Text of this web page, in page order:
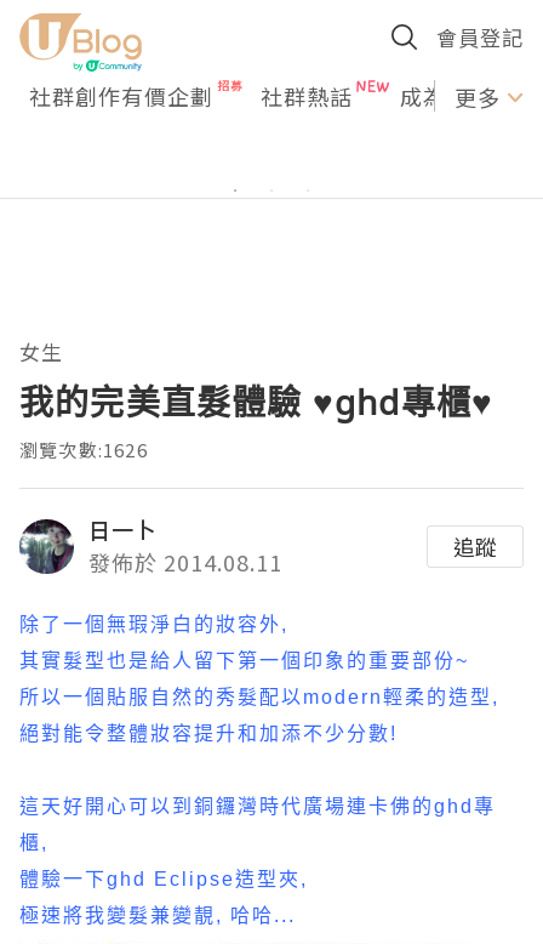
會員登記
社群創作有價企劃 社群熱話 成為U更多
女生
我的完美直髮體驗 ♥ghd專櫃♥
瀏覽次數:1626
日一卜
發佈於 2014.08.11
追蹤
除了一個無瑕淨白的妝容外,
其實髮型也是給人留下第一個印象的重要部份~
所以一個貼服自然的秀髮配以modern輕柔的造型,
絕對能令整體妝容提升和加添不少分數!
這天好開心可以到銅鑼灣時代廣場連卡佛的ghd專
櫃,
體驗一下ghd Eclipse造型夾,
極速將我變髮兼變靚, 哈哈...